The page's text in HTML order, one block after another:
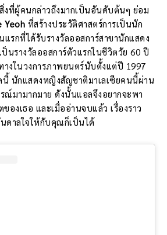
งที่ผู้คนกล่าวถึงมากเป็นอันดับต้นๆ ย่อม
Yeoh ที่สร้างประวัติศาสตร์การเป็นนัก
รกที่ได้รับรางวัลออสการ์สาขานักแสดง
นรางวัลออสการ์ตัวแรกในชีวิตวัย 60 ปี
างในวงการภาพยนตร์นับตั้งแต่ปี 1997
นี้ นักแสดงหญิงสัญชาติมาเลเซียคนนี้ผ่าน
ณ์มามากมาย ดังนั้นแอลจึงอยากจะพา
องเธอ และเมื่ออ่านจบแล้ว เรื่องราว
ดาลใจให้กับคุณก็เป็นได้